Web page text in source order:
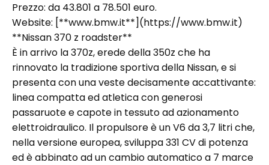
Prezzo: da 43.801 a 78.501 euro.
Website: [**www.bmw.it**](https://www.bmw.it)
**Nissan 370 z roadster**
È in arrivo la 370z, erede della 350z che ha
rinnovato la tradizione sportiva della Nissan, e si
presenta con una veste decisamente accattivante:
linea compatta ed atletica con generosi
passaruote e capote in tessuto ad azionamento
elettroidraulico. Il propulsore è un V6 da 3,7 litri che,
nella versione europea, sviluppa 331 CV di potenza
ed è abbinato ad un cambio automatico a 7 marce